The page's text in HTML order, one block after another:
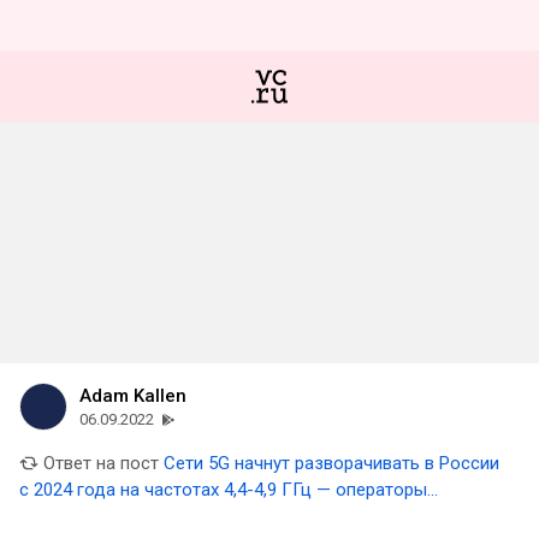
Adam Kallen
06.09.2022
Ответ на пост Сети 5G начнут разворачивать в России
с 2024 года на частотах 4,4-4,9 ГГц — операторы